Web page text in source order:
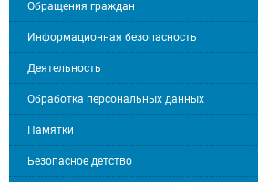
Обращения граждан
Информационная безопасность
Деятельность
Обработка персональных данных
Памятки
Безопасное детство